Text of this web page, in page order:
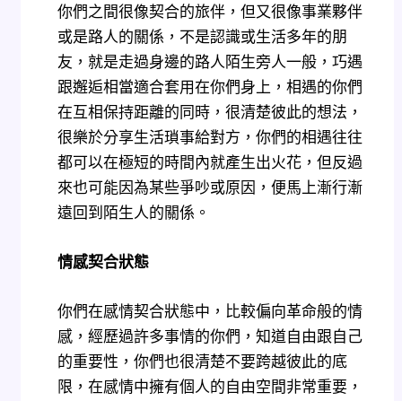
你們之間很像契合的旅伴，但又很像事業夥伴
或是路人的關係，不是認識或生活多年的朋
友，就是走過身邊的路人陌生旁人一般，巧遇
跟邂逅相當適合套用在你們身上，相遇的你們
在互相保持距離的同時，很清楚彼此的想法，
很樂於分享生活瑣事給對方，你們的相遇往往
都可以在極短的時間內就產生出火花，但反過
來也可能因為某些爭吵或原因，便馬上漸行漸
遠回到陌生人的關係。
情感契合狀態
你們在感情契合狀態中，比較偏向革命般的情
感，經歷過許多事情的你們，知道自由跟自己
的重要性，你們也很清楚不要跨越彼此的底
限，在感情中擁有個人的自由空間非常重要，